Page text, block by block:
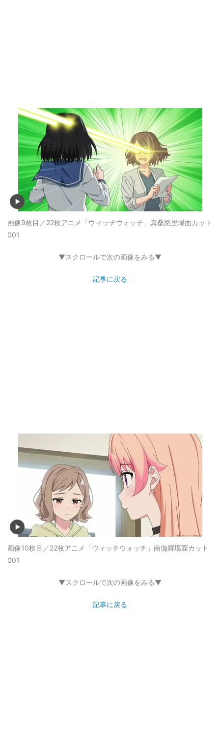
画像9枚目／22枚アニメ「ウィッチウォッチ」真桑悠里場面カット
001
▼スクロールで次の画像をみる▼
記事に戻る
画像10枚目／22枚アニメ「ウィッチウォッチ」南伽羅場面カット
001
▼スクロールで次の画像をみる▼
記事に戻る